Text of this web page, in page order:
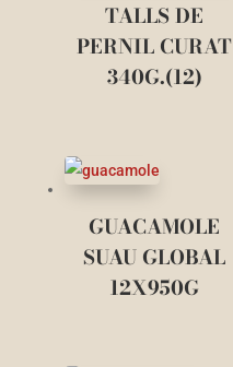
TALLS DE
PERNIL CURAT
340G.(12)
GUACAMOLE
SUAU GLOBAL
12X950G